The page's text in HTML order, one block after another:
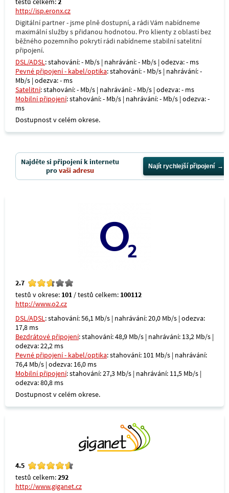
http://isp.eronx.cz
Digitální partner - jsme plně dostupní, a rádi Vám nabídneme
maximální služby s přidanou hodnotou. Pro klienty z oblastí bez
běžného pozemního pokrytí rádi nabídneme stabilní satelitní
připojení.
DSL/ADSL: stahování: - Mb/s | nahrávání: - Mb/s | odezva: - ms
Pevné připojení - kabel/optika: stahování: - Mb/s | nahrávání: -
Mb/s | odezva: - ms
Satelitní: stahování: - Mb/s | nahrávání: - Mb/s | odezva: - ms
Mobilní připojení: stahování: - Mb/s | nahrávání: - Mb/s | odezva: -
ms
Dostupnost v celém okrese.
Najděte si připojení k internetu
provaši adresu Najít rychlejší připojení
2.7
testů v okrese: 101 / testů celkem: 100112
http://www.o2.cz
DSL/ADSL: stahování: 56,1 Mb/s | nahrávání: 20,0 Mb/s | odezva:
17,8 ms
Bezdrátové připojení: stahování: 48,9 Mb/s | nahrávání: 13,2 Mb/s |
odezva: 22,2 ms
Pevné připojení - kabel/optika: stahování: 101 Mb/s | nahrávání:
76,4 Mb/s | odezva: 16,0 ms
Mobilní připojení: stahování: 27,3 Mb/s | nahrávání: 11,5 Mb/s |
odezva: 80,8 ms
Dostupnost v celém okrese.
4.5
testů celkem:292
http://www.giganet.cz